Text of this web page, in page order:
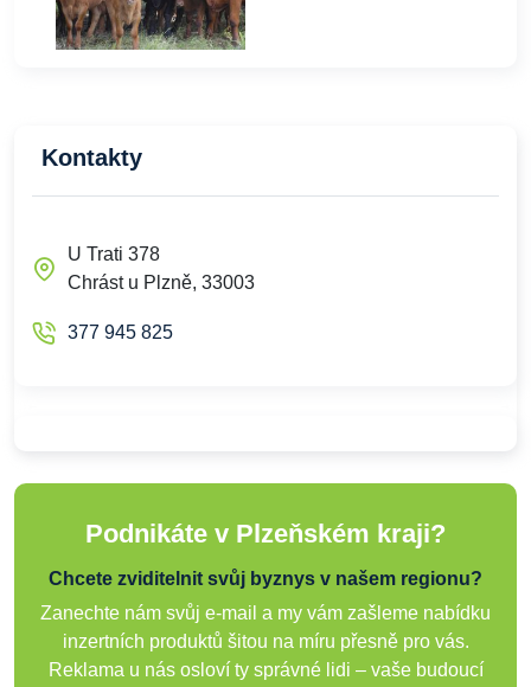
Kontakty
U Trati 378
Chrást u Plzně, 33003
377 945 825
Podnikáte v Plzeňském kraji?
Chcete zviditelnit svůj byznys v našem regionu?
Zanechte nám svůj e-mail a my vám zašleme nabídku
inzertních produktů šitou na míru přesně pro vás.
Reklama u nás osloví ty správné lidi – vaše budoucí